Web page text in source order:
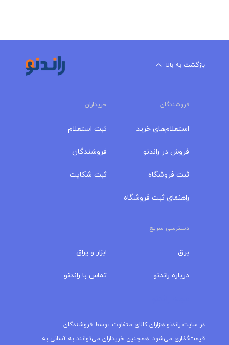
بازگشت به بالا
فروشندگان خریداران
استعلام‌های خرید
فروش در راندنو
ثبت فروشگاه
راهنمای ثبت فروشگاه
ثبت استعلام
فروشندگان
ثبت شکایت
دسترسی سریع
برق
درباره‌ راندنو
ابزار و یراق
تماس با راندنو
در سایت راندنو هزاران کالای متفاوت توسط فروشندگان
قیمت‌گذاری می‌شود. همچنین خریداران می‌توانند به آسانی به